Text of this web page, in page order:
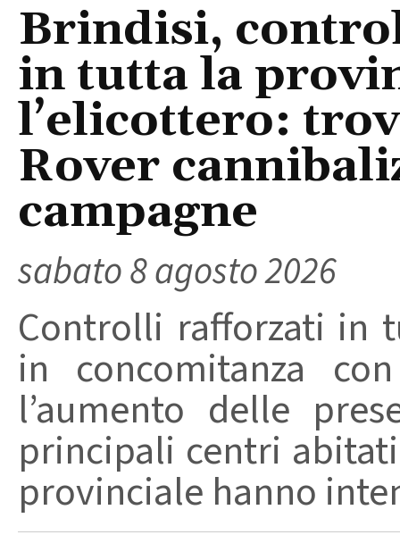
Brindisi,
in tutta la
l’elicottero:
Rover
campagne
sabato 8 agosto 2026
Controlli rafforzati in
in concomitanza
l’aumento delle
principali centri
provinciale hanno